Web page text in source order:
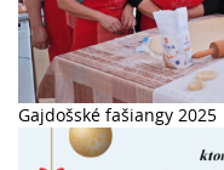
Gajdošské fašiangy 2025